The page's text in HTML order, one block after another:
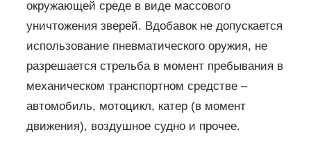
окружающей среде в виде массового
уничтожения зверей. Вдобавок не допускается
использование пневматического оружия, не
разрешается стрельба в момент пребывания в
механическом транспортном средстве –
автомобиль, мотоцикл, катер (в момент
движения), воздушное судно и прочее.